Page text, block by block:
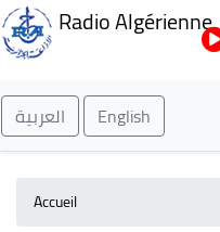
Radio Algérienne
العربية English
Accueil